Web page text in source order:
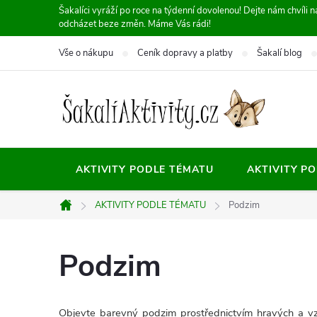
Šakalíci vyráží po roce na týdenní dovolenou! Dejte nám
odcházet beze změn. Máme Vás rádi!
Vše o nákupu Ceník dopravy a platby Šakalí blog
AKTIVITY PODLE TÉMATU AKTIVITY
Domů
AKTIVITY PODLE TÉMATU Podzim
Podzim
Objevte barevný podzim prostřednictvím hravých a